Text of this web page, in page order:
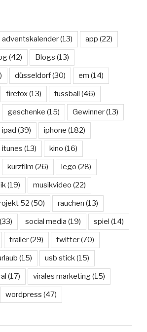
adventskalender(13) app (22)
(42) Blogs (13)
düsseldorf(30) em (14)
firefox(13) fussball (46)
geschenke (15) Gewinner(13)
ipad (39) iphone (182)
itunes (13) kino (16)
kurzfilm (26) lego (28)
(19) musikvideo (22)
52 (50) rauchen (13)
(33) social media (19) spiel (14)
trailer(29) twitter(70)
(15) usb stick(15)
(17) virales marketing(15)
wordpress (47)